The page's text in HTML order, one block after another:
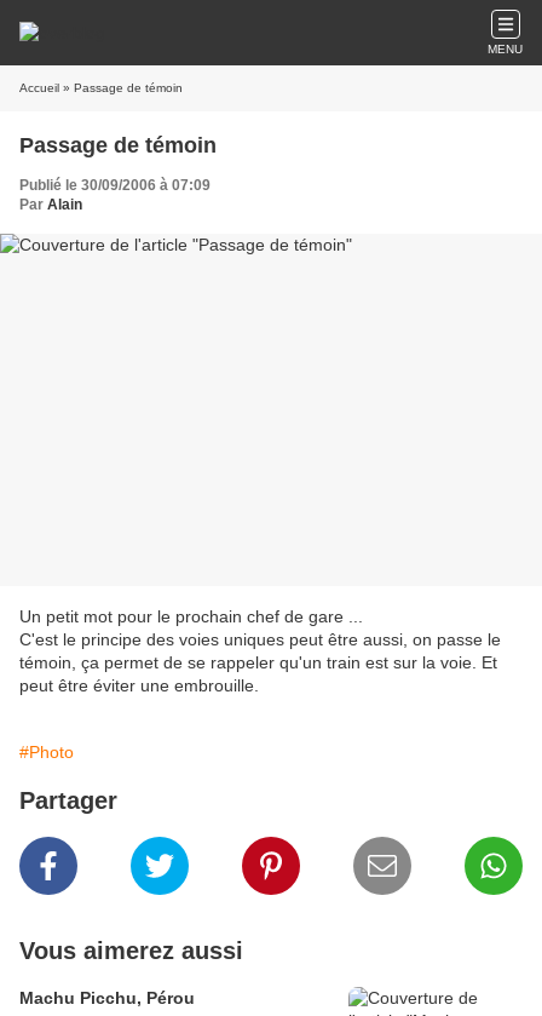
MENU
Accueil » Passage de témoin
Passage de témoin
Publié le 30/09/2006 à 07:09
Par Alain
Un petit mot pour le prochain chef de gare ...
C'est le principe des voies uniques peut être aussi, on passe le
témoin, ça permet de se rappeler qu'un train est sur la voie. Et
peut être éviter une embrouille.
#Photo
Partager
Vous aimerez aussi
Machu Picchu, Pérou